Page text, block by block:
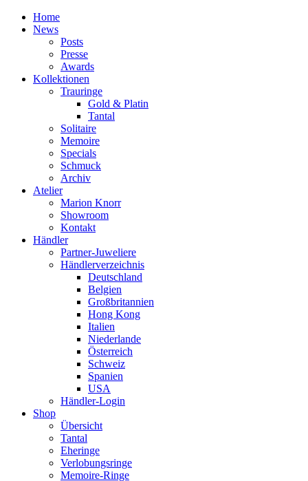
Home
News
Posts
Presse
Awards
Kollektionen
Trauringe
Gold & Platin
Tantal
Solitaire
Memoire
Specials
Schmuck
Archiv
Atelier
Marion Knorr
Showroom
Kontakt
Händler
Partner-Juweliere
Händlerverzeichnis
Deutschland
Belgien
Großbritannien
Hong Kong
Italien
Niederlande
Österreich
Schweiz
Spanien
USA
Händler-Login
Shop
Übersicht
Tantal
Eheringe
Verlobungsringe
Memoire-Ringe